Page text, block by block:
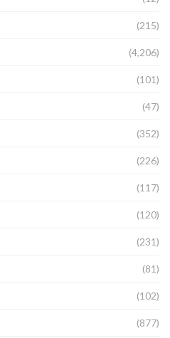
(215)
(4,206)
(101)
(47)
(352)
(226)
(117)
(120)
(231)
(81)
(102)
(877)